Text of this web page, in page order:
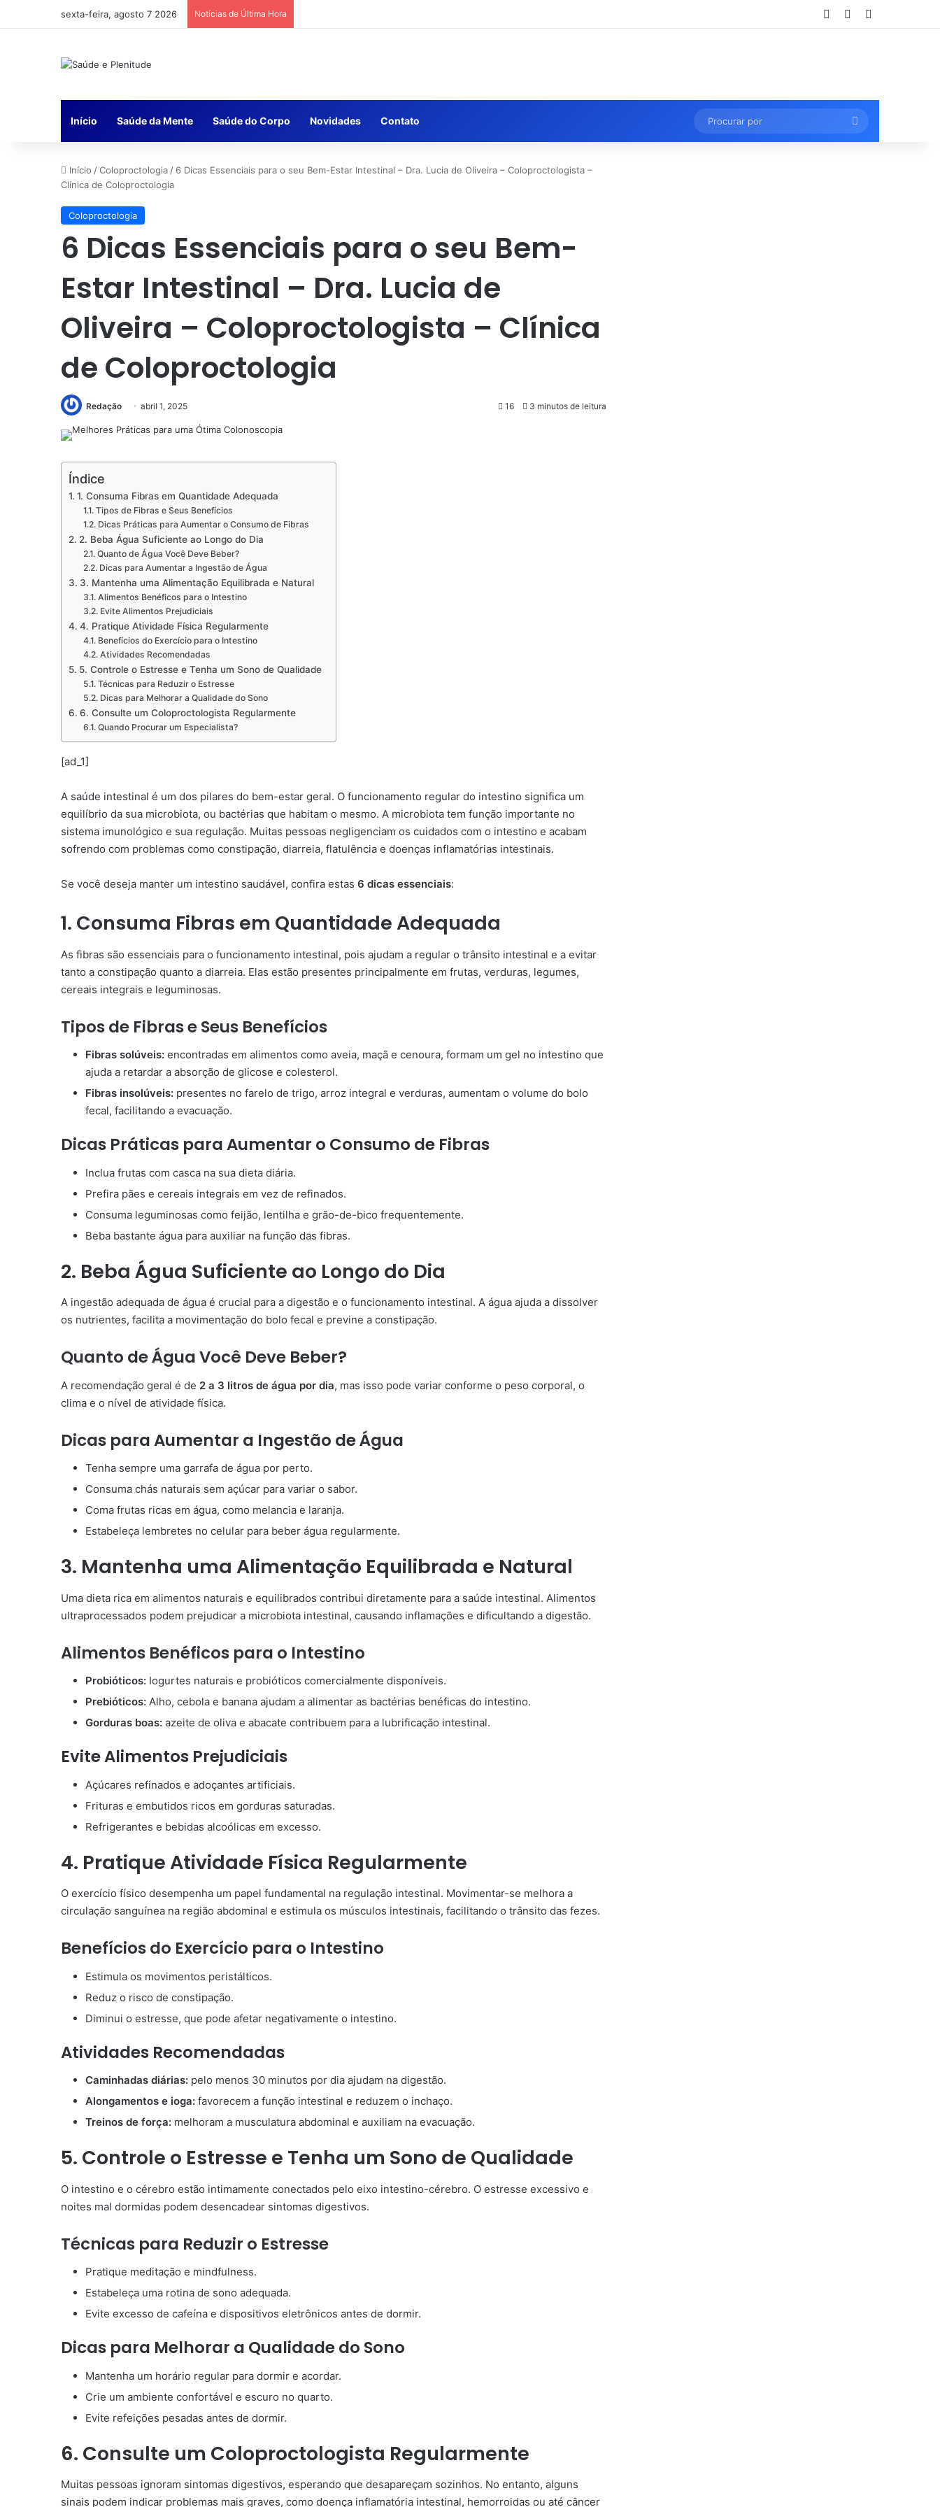
sexta-feira, agosto 7 2026 Notícias de Última Hora Entrar Artigo aleatório
Início Saúde da Mente Saúde do Corpo Novidades Contato
Procurar
por
Início /Coloproctologia / 6 Dicas Essenciais para o seu Bem-Estar Intestinal – Dra. Lucia de Oliveira – Coloproctologista –
Clínica de Coloproctologia
Coloproctologia
6 Dicas Essenciais para o seu Bem-
Estar Intestinal – Dra. Lucia de
Oliveira – Coloproctologista – Clínica
de Coloproctologia
Redação abril 1, 2025 16 3 minutos de leitura
Índice
1. Consuma Fibras em Quantidade Adequada
Tipos de Fibras e Seus Benefícios
Dicas Práticas para Aumentar o Consumo de Fibras
2. Beba Água Suficiente ao Longo do Dia
Quanto de Água Você Deve Beber?
Dicas para Aumentar a Ingestão de Água
3. Mantenha uma Alimentação Equilibrada e Natural
Alimentos Benéficos para o Intestino
Evite Alimentos Prejudiciais
4. Pratique Atividade Física Regularmente
Benefícios do Exercício para o Intestino
Atividades Recomendadas
5. Controle o Estresse e Tenha um Sono de Qualidade
Técnicas para Reduzir o Estresse
Dicas para Melhorar a Qualidade do Sono
6. Consulte um Coloproctologista Regularmente
Quando Procurar um Especialista?
[ad_1]
A saúde intestinal é um dos pilares do bem-estar geral. O funcionamento regular do intestino significa um
equilíbrio da sua microbiota, ou bactérias que habitam o mesmo. A microbiota tem função importante no
sistema imunológico e sua regulação. Muitas pessoas negligenciam os cuidados com o intestino e acabam
sofrendo com problemas como constipação, diarreia, flatulência e doenças inflamatórias intestinais.
Se você deseja manter um intestino saudável, confira estas 6 dicas essenciais:
1. Consuma Fibras em Quantidade Adequada
As fibras são essenciais para o funcionamento intestinal, pois ajudam a regular o trânsito intestinal e a evitar
tanto a constipação quanto a diarreia. Elas estão presentes principalmente em frutas, verduras, legumes,
cereais integrais e leguminosas.
Tipos de Fibras e Seus Benefícios
Fibras solúveis: encontradas em alimentos como aveia, maçã e cenoura, formam um gel no intestino que
ajuda a retardar a absorção de glicose e colesterol.
Fibras insolúveis: presentes no farelo de trigo, arroz integral e verduras, aumentam o volume do bolo
fecal, facilitando a evacuação.
Dicas Práticas para Aumentar o Consumo de Fibras
Inclua frutas com casca na sua dieta diária.
Prefira pães e cereais integrais em vez de refinados.
Consuma leguminosas como feijão, lentilha e grão-de-bico frequentemente.
Beba bastante água para auxiliar na função das fibras.
2. Beba Água Suficiente ao Longo do Dia
A ingestão adequada de água é crucial para a digestão e o funcionamento intestinal. A água ajuda a dissolver
os nutrientes, facilita a movimentação do bolo fecal e previne a constipação.
Quanto de Água Você Deve Beber?
A recomendação geral é de 2 a 3 litros de água por dia, mas isso pode variar conforme o peso corporal, o
clima e o nível de atividade física.
Dicas para Aumentar a Ingestão de Água
Tenha sempre uma garrafa de água por perto.
Consuma chás naturais sem açúcar para variar o sabor.
Coma frutas ricas em água, como melancia e laranja.
Estabeleça lembretes no celular para beber água regularmente.
3. Mantenha uma Alimentação Equilibrada e Natural
Uma dieta rica em alimentos naturais e equilibrados contribui diretamente para a saúde intestinal. Alimentos
ultraprocessados podem prejudicar a microbiota intestinal, causando inflamações e dificultando a digestão.
Alimentos Benéficos para o Intestino
Probióticos: Iogurtes naturais e probióticos comercialmente disponíveis.
Prebióticos: Alho, cebola e banana ajudam a alimentar as bactérias benéficas do intestino.
Gorduras boas: azeite de oliva e abacate contribuem para a lubrificação intestinal.
Evite Alimentos Prejudiciais
Açúcares refinados e adoçantes artificiais.
Frituras e embutidos ricos em gorduras saturadas.
Refrigerantes e bebidas alcoólicas em excesso.
4. Pratique Atividade Física Regularmente
O exercício físico desempenha um papel fundamental na regulação intestinal. Movimentar-se melhora a
circulação sanguínea na região abdominal e estimula os músculos intestinais, facilitando o trânsito das fezes.
Benefícios do Exercício para o Intestino
Estimula os movimentos peristálticos.
Reduz o risco de constipação.
Diminui o estresse, que pode afetar negativamente o intestino.
Atividades Recomendadas
Caminhadas diárias: pelo menos 30 minutos por dia ajudam na digestão.
Alongamentos e ioga: favorecem a função intestinal e reduzem o inchaço.
Treinos de força: melhoram a musculatura abdominal e auxiliam na evacuação.
5. Controle o Estresse e Tenha um Sono de Qualidade
O intestino e o cérebro estão intimamente conectados pelo eixo intestino-cérebro. O estresse excessivo e
noites mal dormidas podem desencadear sintomas digestivos.
Técnicas para Reduzir o Estresse
Pratique meditação e mindfulness.
Estabeleça uma rotina de sono adequada.
Evite excesso de cafeína e dispositivos eletrônicos antes de dormir.
Dicas para Melhorar a Qualidade do Sono
Mantenha um horário regular para dormir e acordar.
Crie um ambiente confortável e escuro no quarto.
Evite refeições pesadas antes de dormir.
6. Consulte um Coloproctologista Regularmente
Muitas pessoas ignoram sintomas digestivos, esperando que desapareçam sozinhos. No entanto, alguns
sinais podem indicar problemas mais graves, como doença inflamatória intestinal, hemorroidas ou até câncer